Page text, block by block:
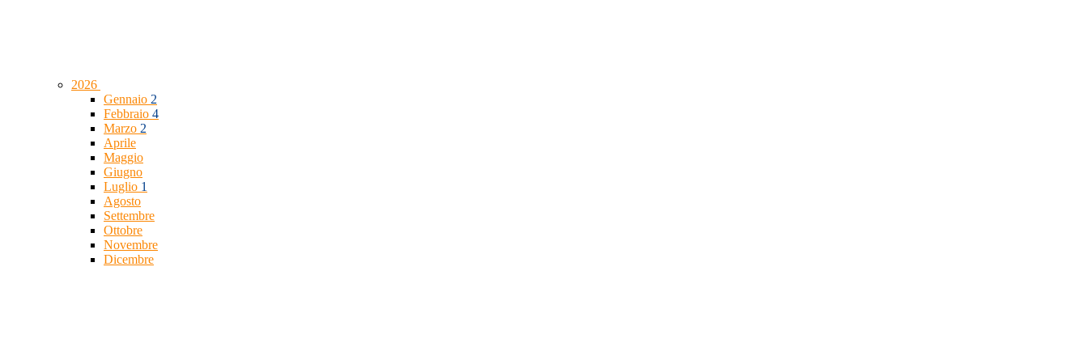
2026
Gennaio 2
Febbraio 4
Marzo 2
Aprile
Maggio
Giugno
Luglio 1
Agosto
Settembre
Ottobre
Novembre
Dicembre